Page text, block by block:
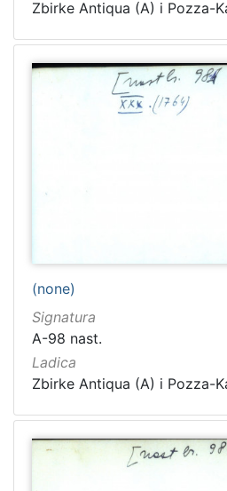
Zbirke Antiqua (A) i Pozza-
(none)
Signatura
A-98 nast.
Ladica
Zbirke Antiqua (A) i Pozza-